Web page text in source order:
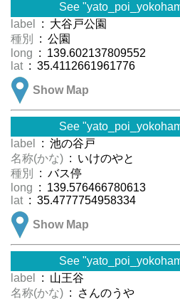
See
label
: 大谷戸公園
種別
: 公園
long : 139.602137809552
lat : 35.4112661961776
Show Map
See
label
: 池の谷戸
名称(かな) : いけのやと
種別
: バス停
long : 139.576466780613
lat : 35.4777754958334
Show Map
See
label
: 山王谷
名称(かな) : さんのうや